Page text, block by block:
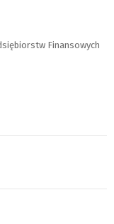
Finansowych